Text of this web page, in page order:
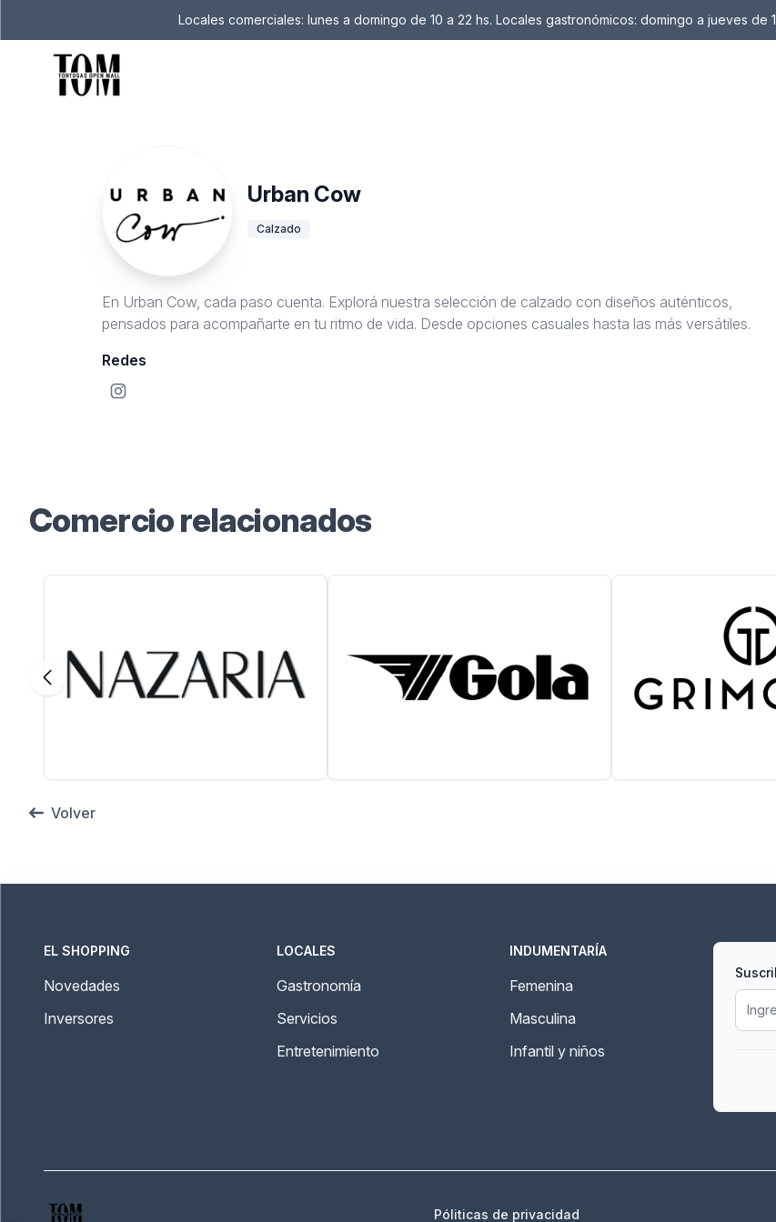
Locales comerciales: lunes a domingo de 10 a 22 hs. Locales gastronómicos: domingo a jueves de
Urban Cow
Calzado
En Urban Cow, cada paso cuenta. Explorá nuestra selección de calzado con diseños auténticos,
pensados para acompañarte en tu ritmo de vida. Desde opciones casuales hasta las más versátiles.
Redes
Comercio relacionados
Volver
EL SHOPPING
Novedades
Inversores
LOCALES
Gastronomía
Servicios
Entretenimiento
INDUMENTARÍA
Femenina
Masculina
Infantil y niños
Póliticas de privacidad